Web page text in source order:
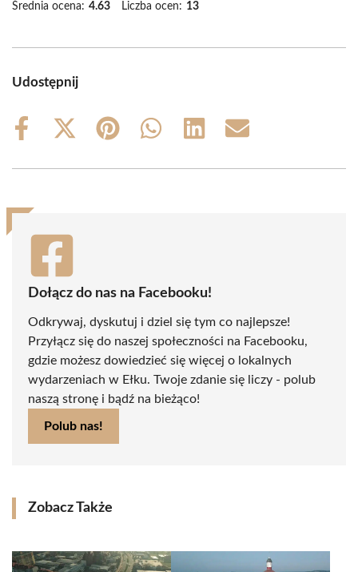
Średnia ocena: 4.63 Liczba ocen: 13
Udostępnij
Share
Share
(Twitter)
Share
Share
Share
Share
Dołącz do nas na Facebooku!
Odkrywaj, dyskutuj i dziel się tym co najlepsze!
Przyłącz się do naszej społeczności na Facebooku,
gdzie możesz dowiedzieć się więcej o lokalnych
wydarzeniach w Ełku. Twoje zdanie się liczy - polub
naszą stronę i bądź na bieżąco!
Polub nas!
Zobacz Także